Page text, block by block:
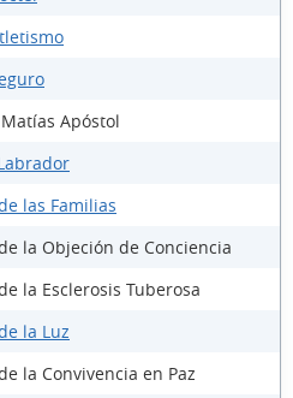
Apóstol
las Familias
la Objeción de Conciencia
la Esclerosis Tuberosa
la Luz
la Convivencia en Paz